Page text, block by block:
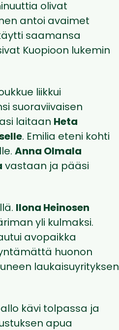
olivat
antoi avaimet
saamansa
Kuopioon lukemin
liikkui
suoraviivaisen
laitaan Heta
. Emilia eteni kohti
Anna Olmala
vastaan ja pääsi
Ilona Heinosen
yli kulmaksi.
avopaikka
huonon
laukaisuyrityksen
kävi tolpassa ja
apua